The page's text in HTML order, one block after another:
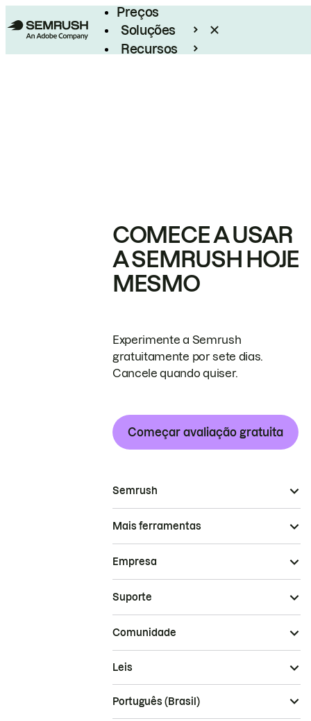
Preços
Soluções
Recursos
COMECE A USAR
A SEMRUSH HOJE
MESMO
Experimente a Semrush
gratuitamente por sete dias.
Cancele quando quiser.
Começar avaliação gratuita
Semrush
Mais ferramentas
Empresa
Suporte
Comunidade
Leis
Português (Brasil)